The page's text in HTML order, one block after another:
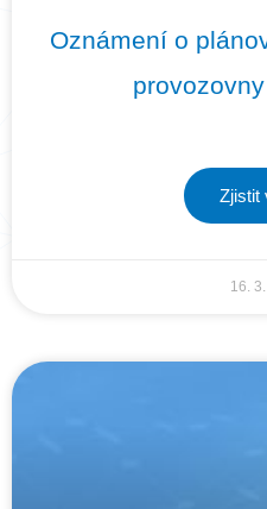
Oznámení o
Zjistit
16.